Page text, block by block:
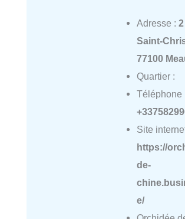
Adresse :
Saint-
77100
Quartier :
Téléphone
Site
https://
de-
e/